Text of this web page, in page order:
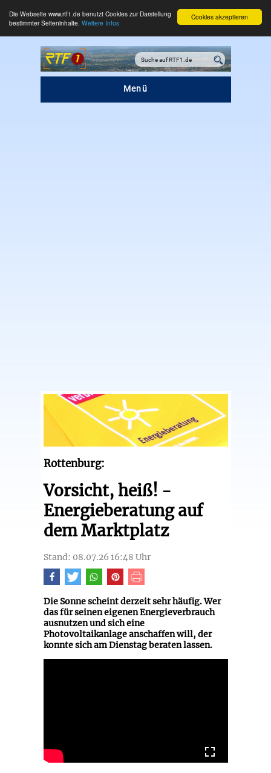
Cookies akzeptieren
Die Webseite www.rtf1.de benutzt Cookies zur Darstellung
bestimmter Seiteninhalte. Weitere Infos
Menü
Rottenburg:
Vorsicht, heiß! -
Energieberatung auf
dem Marktplatz
Stand: 08.07.26 16:48 Uhr
Die Sonne scheint derzeit sehr häufig. Wer
das für seinen eigenen Energieverbrauch
ausnutzen und sich eine
Photovoltaikanlage anschaffen will, der
konnte sich am Dienstag beraten lassen.